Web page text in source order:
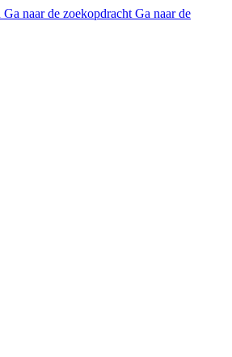
Ga naar de zoekopdracht Ga naar de